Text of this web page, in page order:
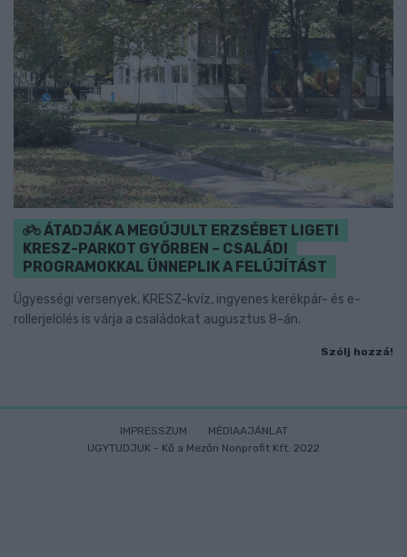
ÁTADJÁK A MEGÚJULT ERZSÉBET LIGETI
KRESZ-PARKOT GYŐRBEN – CSALÁDI
PROGRAMOKKAL ÜNNEPLIK A FELÚJÍTÁST
Ügyességi versenyek, KRESZ-kvíz, ingyenes kerékpár- és e-
rollerjelölés is várja a családokat augusztus 8-án.
Szólj hozzá!
IMPRESSZUM
MÉDIAAJÁNLAT
UGYTUDJUK - Kő a Mezőn Nonprofit Kft. 2022